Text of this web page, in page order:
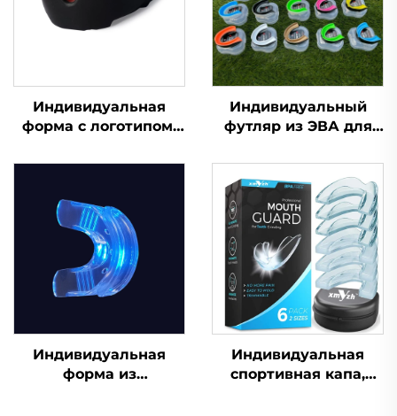
Индивидуальная
форма с логотипом,
разноцветные капы
методом кипячения и
прикусывания, чехол
для брекетов,
спортивная зубная
защита для футбола
Индивидуальный
футляр из ЭВА для
боксерской капы, для
баскетбола, защита
для зубов,
спортивные капы для
единоборств MMA,
защита от скрежета
зубами
Индивидуальная
форма из
Индивидуальная
спортивная капа,